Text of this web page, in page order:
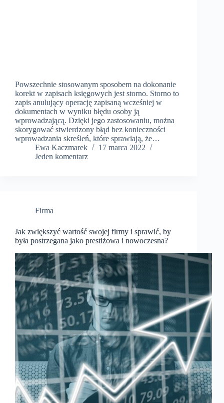
Powszechnie stosowanym sposobem na dokonanie
korekt w zapisach księgowych jest storno. Storno to
zapis anulujący operację zapisaną wcześniej w
dokumentach w wyniku błędu osoby ją
wprowadzającą. Dzięki jego zastosowaniu, można
skorygować stwierdzony błąd bez konieczności
wprowadzania skreśleń, które sprawiają, że…
​Ewa Kaczmarek
17 marca 2022
Jeden komentarz
Firma
Jak zwiększyć wartość swojej firmy i sprawić, by
była postrzegana jako prestiżowa i nowoczesna?